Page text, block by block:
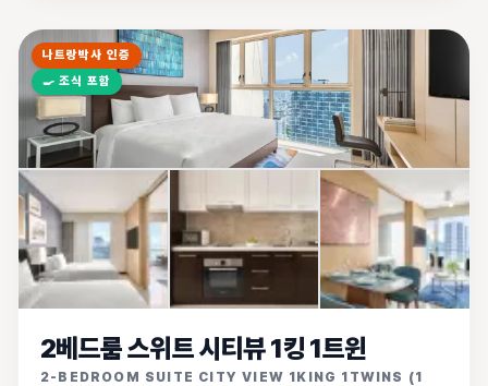
나트랑박사 인증
🍳 조식 포함
2베드룸 스위트 시티뷰 1킹 1트윈
2-BEDROOM SUITE CITY VIEW 1KING 1TWINS (1